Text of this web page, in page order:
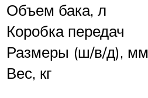
Объем бака, л
Коробка передач
Размеры (ш/в/д), мм
Вес, кг